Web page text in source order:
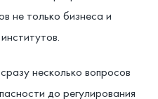
не только бизнеса и
несколько вопросов
до регулирования